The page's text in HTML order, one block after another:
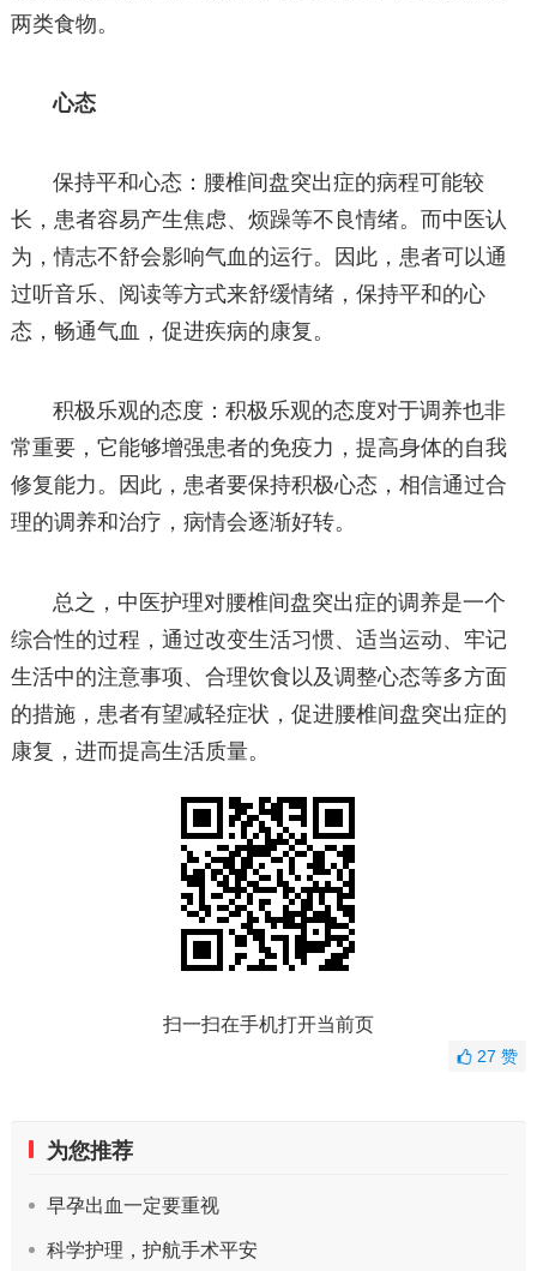
两类食物。
心态
保持平和心态：腰椎间盘突出症的病程可能较
长，患者容易产生焦虑、烦躁等不良情绪。而中医认
为，情志不舒会影响气血的运行。因此，患者可以通
过听音乐、阅读等方式来舒缓情绪，保持平和的心
态，畅通气血，促进疾病的康复。
积极乐观的态度：积极乐观的态度对于调养也非
常重要，它能够增强患者的免疫力，提高身体的自我
修复能力。因此，患者要保持积极心态，相信通过合
理的调养和治疗，病情会逐渐好转。
总之，中医护理对腰椎间盘突出症的调养是一个
综合性的过程，通过改变生活习惯、适当运动、牢记
生活中的注意事项、合理饮食以及调整心态等多方面
的措施，患者有望减轻症状，促进腰椎间盘突出症的
康复，进而提高生活质量。
扫一扫在手机打开当前页
27赞
为您推荐
早孕出血一定要重视
科学护理，护航手术平安